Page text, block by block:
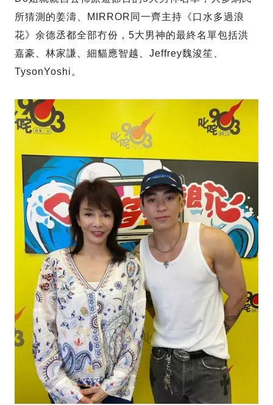
所猜測的姜濤、MIRROR同一齊主持《口水多過浪
花》余德丞都全部冇份，5大男神的最終名單包括洪
嘉豪、林家謙、細貓應智越、Jeffrey魏浚笙、
TysonYoshi。